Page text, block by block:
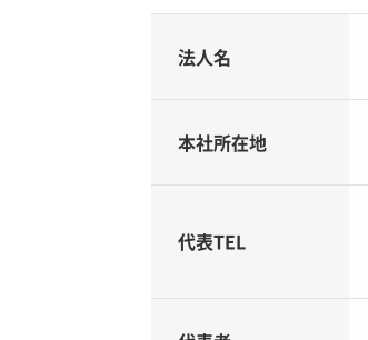
法人名
本社所在地
代表TEL